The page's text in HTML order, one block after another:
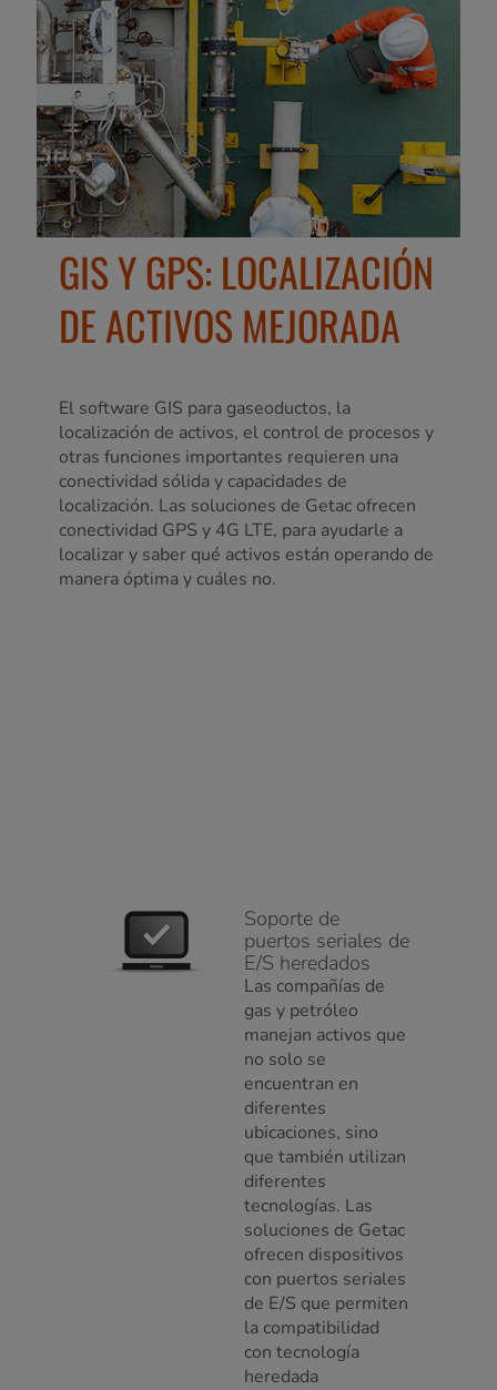
GIS Y GPS: LOCALIZACIÓN
DE ACTIVOS MEJORADA
El software GIS para gaseoductos, la
localización de activos, el control de procesos y
otras funciones importantes requieren una
conectividad sólida y capacidades de
localización. Las soluciones de Getac ofrecen
conectividad GPS y 4G LTE, para ayudarle a
localizar y saber qué activos están operando de
manera óptima y cuáles no.
Soporte de
puertos seriales de
E/S heredados
Las compañías de
gas y petróleo
manejan activos que
no solo se
encuentran en
diferentes
ubicaciones, sino
que también utilizan
diferentes
tecnologías. Las
soluciones de Getac
ofrecen dispositivos
con puertos seriales
de E/S que permiten
la compatibilidad
con tecnología
heredada